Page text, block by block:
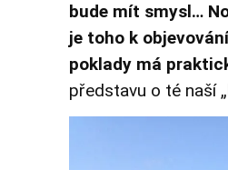
bude mít smysl…
je toho k
poklady má
představu o té naší